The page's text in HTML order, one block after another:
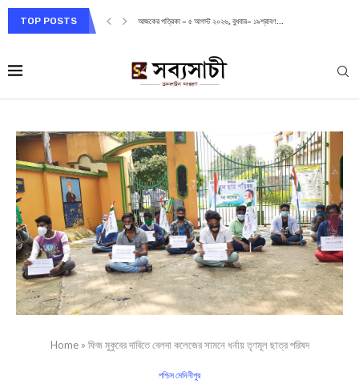
TOP POSTS আজকের পত্রিকা – ৫ আগস্ট ২০২৬, বুধবার– ১৯শ্রাবণ...
Home» ফিজ মুকুবের দাবিতে বেলদা কলেজের সামনে ধর্নায় তৃণমূল ছাত্র পরিষদ
পশ্চিম মেদিনীপুর